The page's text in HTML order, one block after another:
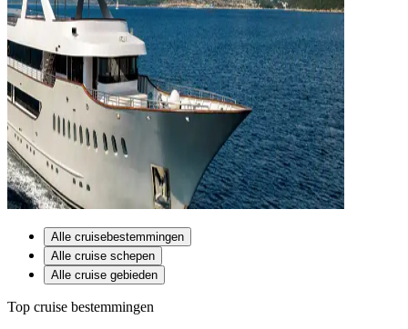
Alle cruisebestemmingen
Alle cruise schepen
Alle cruise gebieden
Top cruise bestemmingen